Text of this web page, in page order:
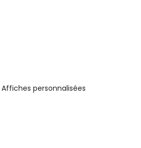
Affiches personnalisées